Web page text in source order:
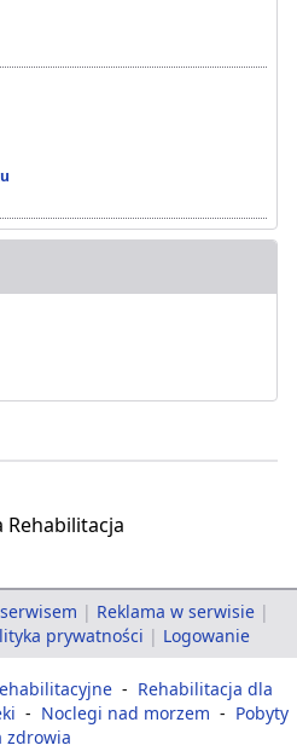
| Reklama w serwisie |
prywatności | Logowanie
- Rehabilitacja dla
- Noclegi nad morzem - Pobyty
zdrowia